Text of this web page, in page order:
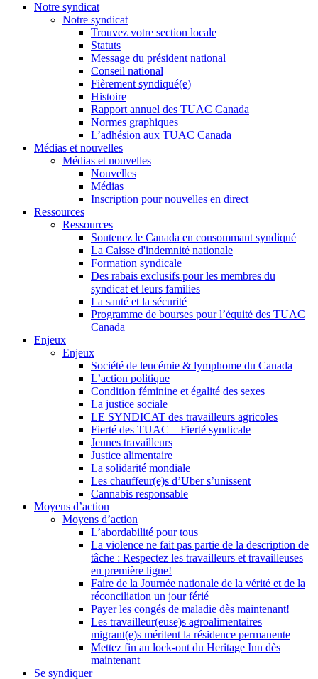
Notre syndicat
Notre syndicat
Trouvez votre section locale
Statuts
Message du président national
Conseil national
Fièrement syndiqué(e)
Histoire
Rapport annuel des TUAC Canada
Normes graphiques
L’adhésion aux TUAC Canada
Médias et nouvelles
Médias et nouvelles
Nouvelles
Médias
Inscription pour nouvelles en direct
Ressources
Ressources
Soutenez le Canada en consommant syndiqué
La Caisse d'indemnité nationale
Formation syndicale
Des rabais exclusifs pour les membres du
syndicat et leurs families
La santé et la sécurité
Programme de bourses pour l’équité des TUAC
Canada
Enjeux
Enjeux
Société de leucémie & lymphome du Canada
L’action politique
Condition féminine et égalité des sexes
La justice sociale
LE SYNDICAT des travailleurs agricoles
Fierté des TUAC – Fierté syndicale
Jeunes travailleurs
Justice alimentaire
La solidarité mondiale
Les chauffeur(e)s d’Uber s’unissent
Cannabis responsable
Moyens d’action
Moyens d’action
L’abordabilité pour tous
La violence ne fait pas partie de la description de
tâche : Respectez les travailleurs et travailleuses
en première ligne!
Faire de la Journée nationale de la vérité et de la
réconciliation un jour férié
Payer les congés de maladie dès maintenant!
Les travailleur(euse)s agroalimentaires
migrant(e)s méritent la résidence permanente
Mettez fin au lock-out du Heritage Inn dès
maintenant
Se syndiquer